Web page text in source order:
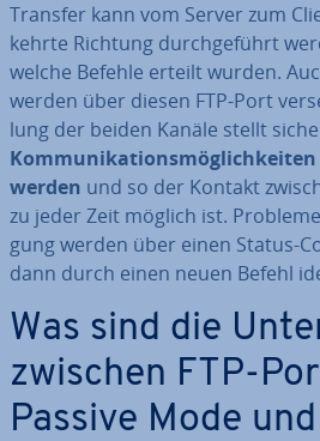
Transfer kann vom Server zum
kehr­te Richtung durch­ge­führt
welche Befehle erteilt wurden.
werden über diesen FTP-Port
lung der beiden Kanäle stellt
werden und so der Kontakt
zu jeder Zeit möglich ist.
gung werden über einen Status-
dann durch einen neuen Befehl
Was sind die
zwischen FTP-
Passive Mode